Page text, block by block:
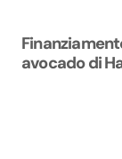
avocado di